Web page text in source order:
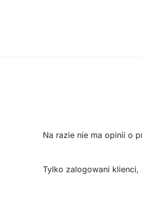
Na razie nie ma opinii o
Tylko zalogowani